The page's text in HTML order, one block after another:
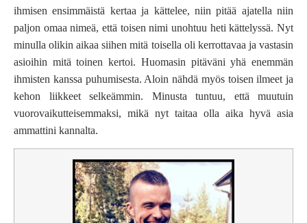
ihmisen ensimmäistä kertaa ja kättelee, niin pitää ajatella niin
paljon omaa nimeä, että toisen nimi unohtuu heti kättelyssä. Nyt
minulla olikin aikaa siihen mitä toisella oli kerrottavaa ja vastasin
asioihin mitä toinen kertoi. Huomasin pitäväni yhä enemmän
ihmisten kanssa puhumisesta. Aloin nähdä myös toisen ilmeet ja
kehon liikkeet selkeämmin. Minusta tuntuu, että muutuin
vuorovaikutteisemmaksi, mikä nyt taitaa olla aika hyvä asia
ammattini kannalta.